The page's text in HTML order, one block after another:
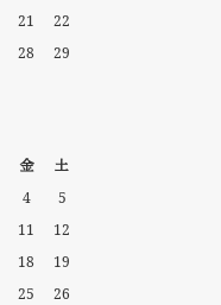
21
22
28
29
金
土
4
5
11
12
18
19
25
26